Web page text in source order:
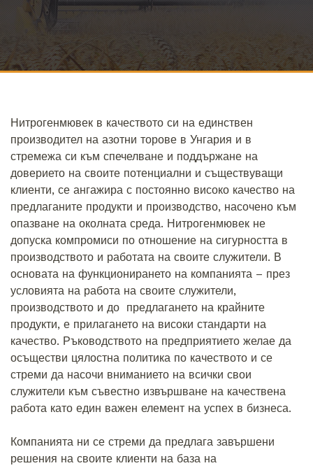
Нитрогенмювек в качеството си на единствен
производител на азотни торове в Унгария и в
стремежа си към спечелване и поддържане на
доверието на своите потенциални и съществуващи
клиенти, се ангажира с постоянно високо качество на
предлаганите продукти и производство, насочено към
опазване на околната среда. Нитрогенмювек не
допуска компромиси по отношение на сигурността в
производството и работата на своите служители. В
основата на функционирането на компанията – през
условията на работа на своите служители,
производството и до предлагането на крайните
продукти, е прилагането на високи стандарти на
качество. Ръководството на предприятието желае да
осъществи цялостна политика по качеството и се
стреми да насочи вниманието на всички свои
служители към съвестно извършване на качествена
работа като един важен елемент на успех в бизнеса.
Компанията ни се стреми да предлага завършени
решения на своите клиенти на база на